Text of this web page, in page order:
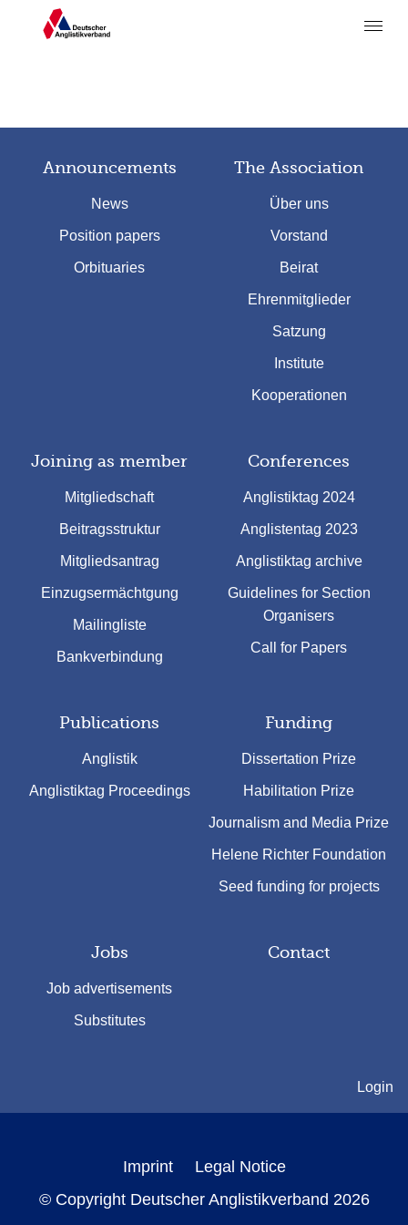
Announcements
News
Position papers
Orbituaries
The Association
Über uns
Vorstand
Beirat
Ehrenmitglieder
Satzung
Institute
Kooperationen
Joining as member
Mitgliedschaft
Beitragsstruktur
Mitgliedsantrag
Einzugsermächtgung
Mailingliste
Bankverbindung
Conferences
Anglistiktag 2024
Anglistentag 2023
Anglistiktag archive
Guidelines for Section
Organisers
Call for Papers
Publications
Anglistik
Anglistiktag Proceedings
Funding
Dissertation Prize
Habilitation Prize
Journalism and Media Prize
Helene Richter Foundation
Seed funding for projects
Jobs
Job advertisements
Substitutes
Contact
Login
Imprint
Legal Notice
© Copyright Deutscher Anglistikverband 2026